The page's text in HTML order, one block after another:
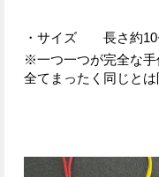
・サイズ 長さ約10
※一つ一つが完全な手
全てまったく同じとは